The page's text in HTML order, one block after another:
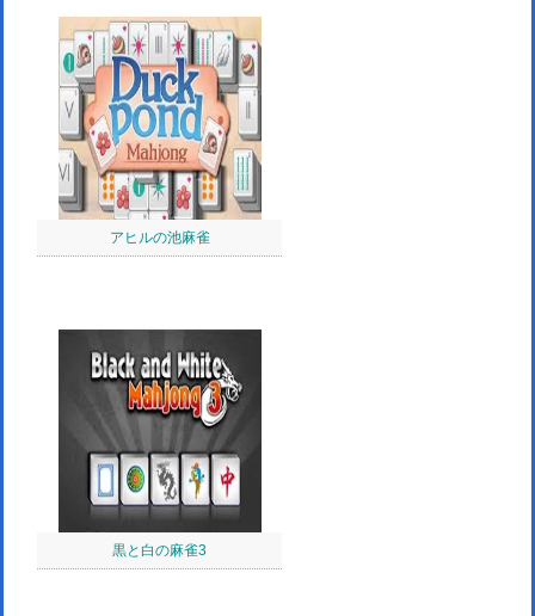
アヒルの池麻雀
黒と白の麻雀3